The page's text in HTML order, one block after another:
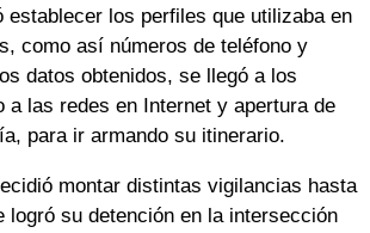
establecer los perfiles que utilizaba en
como así números de teléfono y
datos obtenidos, se llegó a los
a las redes en Internet y apertura de
para ir armando su itinerario.
montar distintas vigilancias hasta
logró su detención en la intersección